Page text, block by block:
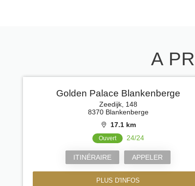
A
Golden Palace Blankenberge
Zeedijk, 148
8370 Blankenberge
17.1 km
Ouvert 24/24
ITINÉRAIRE APPELER
PLUS D'INFOS